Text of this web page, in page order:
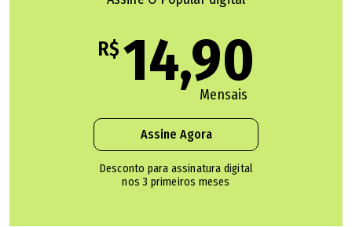
R$ 14,90
Mensais
Assine Agora
Desconto para assinatura digital
nos 3 primeiros meses